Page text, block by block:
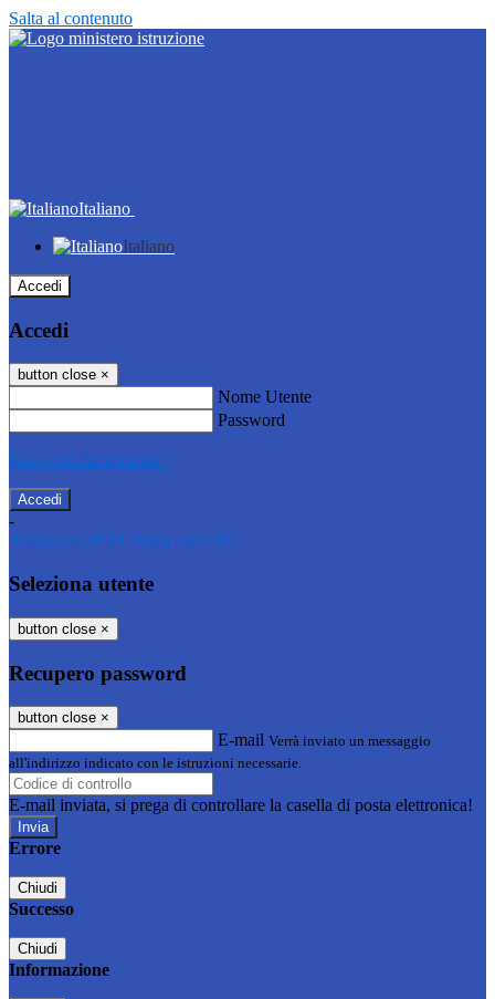
Salta al contenuto
Italiano
Italiano
Accedi
Accedi
button close ×
Nome Utente
Password
Password dimenticata?
-
Entra con SPID Entra con CIE
Seleziona utente
button close ×
Recupero password
button close ×
E-mail Verrà inviato un messaggio
all'indirizzo indicato con le istruzioni necessarie.
E-mail inviata, si prega di controllare la casella di posta elettronica!
Errore
Chiudi
Successo
Chiudi
Informazione